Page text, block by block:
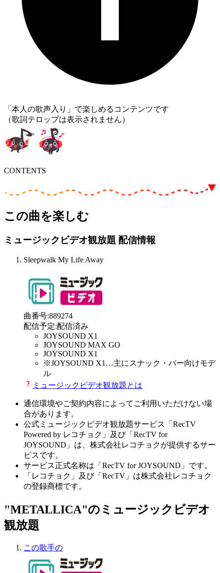
「本人の歌声入り」で楽しめるコンテンツです
（歌詞テロップは表示されません）
CONTENTS
この曲を楽しむ
ミュージックビデオ観放題 配信情報
Sleepwalk My Life Away
曲番号:889274
配信予定:配信済み
JOYSOUND X1
JOYSOUND MAX GO
JOYSOUND X1
※JOYSOUND X1 …主にスナック・バー向けモデ
ル
ミュージックビデオ観放題とは
通信環境やご契約内容によってご利用いただけない場
合があります。
公式ミュージックビデオ観放題サービス「RecTV
Powered by レコチョク」及び「RecTV for
JOYSOUND」は、株式会社レコチョクが提供するサー
ビスです。
サービス正式名称は「RecTV for JOYSOUND」です。
「レコチョク」及び「RecTV」は株式会社レコチョク
の登録商標です。
"METALLICA"のミュージックビデオ
観放題
この歌手の